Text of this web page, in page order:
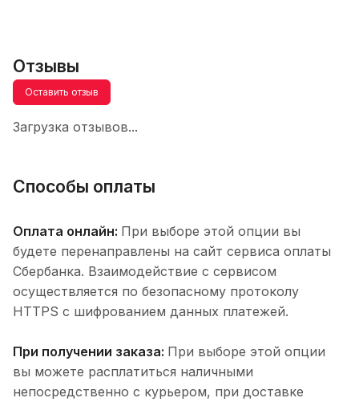
Отзывы
Оставить отзыв
Загрузка отзывов...
Способы оплаты
Оплата онлайн: При выборе этой опции вы
будете перенаправлены на сайт сервиса оплаты
Сбербанка. Взаимодействие с сервисом
осуществляется по безопасному протоколу
HTTPS с шифрованием данных платежей.
При получении заказа: При выборе этой опции
вы можете расплатиться наличными
непосредственно с курьером, при доставке